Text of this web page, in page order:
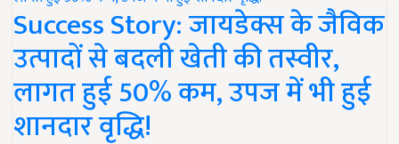
Success Story: जायडेक्स के जैविक
उत्पादों से बदली खेती की तस्वीर,
लागत हुई 50% कम, उपज में भी हुई
शानदार वृद्धि!